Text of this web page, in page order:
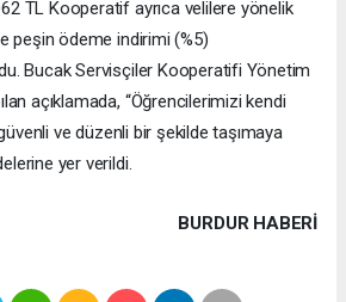
TL Kooperatif ayrıca velilere yönelik
peşin ödeme indirimi (%5)
Bucak Servisçiler Kooperatifi Yönetim
açıklamada, “Öğrencilerimizi kendi
ve düzenli bir şekilde taşımaya
yer verildi.
BURDUR HABERİ